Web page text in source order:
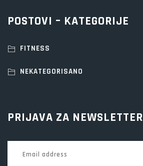
POSTOVI – KATEGORIJE
FITNESS
NEKATEGORISANO
PRIJAVA ZA NEWSLETTER